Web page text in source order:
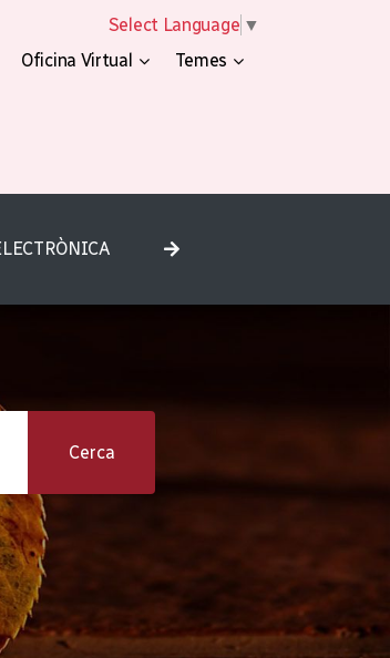
Select Language ▼
Oficina Virtual Temes
Cerca